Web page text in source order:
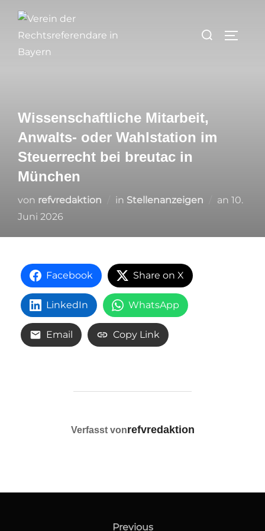
Inhalt
springen
Suchen
Wissenschaftliche Mitarbeit,
Anwalts- oder Wahlstation im
Steuerrecht bei breutac in
München
von refvredaktion in Stellenanzeigen an 10.
Juni 2026
Facebook Share on X
LinkedIn WhatsApp
Email Copy Link
BEITRAGSAUTOR
Verfasst vonrefvredaktion
Previous
Previous